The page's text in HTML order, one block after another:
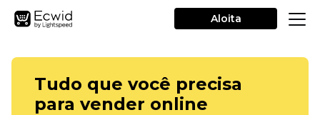
Aloita
Tudo que você precisa
para vender online